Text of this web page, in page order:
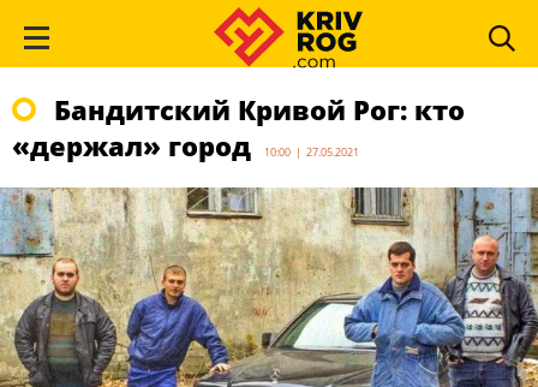
Бандитский Кривой Рог: кто
«держал» город
10:00 | 27.05.2021